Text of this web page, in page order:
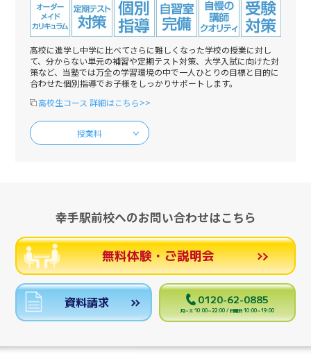
高校に進学し中学に比べてさらに難しくなった学校の授業に対し
て、分からない単元の補習や定期テスト対策、大学入試に向けた対
策など、当塾では万全の学習環境の中で一人ひとりの目標と目的に
合わせた個別指導でお子様をしっかりサポートします。
高校生コース 詳細はこちら>>
授業料
幸手駅前校へのお問い合わせはこちら
無料体験・ご説明会
資料請求 0120-62-0885
月～土 10:00～22:00 / 日曜日 10:00～19:00